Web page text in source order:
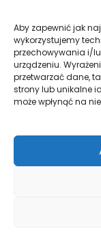
Aby zapewnić jak
wykorzystujemy
przechowywania i/
urządzeniu.
przetwarzać dane,
strony lub unikalne
może wpłynąć na
Blog
Kontakt
Galeria
Regulamin
Polityka
DOBRE
Zabezpiecz swój
Pomożemy przy